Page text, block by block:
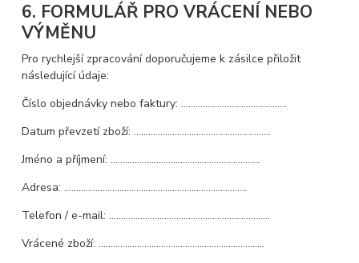
6. FORMULÁŘ PRO VRÁCENÍ NEBO
VÝMĚNU
Pro rychlejší zpracování doporučujeme k zásilce přiložit
následující údaje:
Číslo objednávky nebo faktury: ……………………………………..
Datum převzetí zboží: …………………………………………………
Jméno a příjmení: ……………………………………………………..
Adresa: ………………………………………………………………….
Telefon / e-mail: ………………………………………………………….
Vrácené zboží: ……………………………………………………………